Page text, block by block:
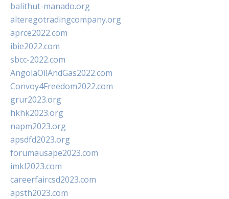
balithut-manado.org
alteregotradingcompany.org
aprce2022.com
ibie2022.com
sbcc-2022.com
AngolaOilAndGas2022.com
Convoy4Freedom2022.com
grur2023.org
hkhk2023.org
napm2023.org
apsdfd2023.org
forumausape2023.com
imkl2023.com
careerfaircsd2023.com
apsth2023.com